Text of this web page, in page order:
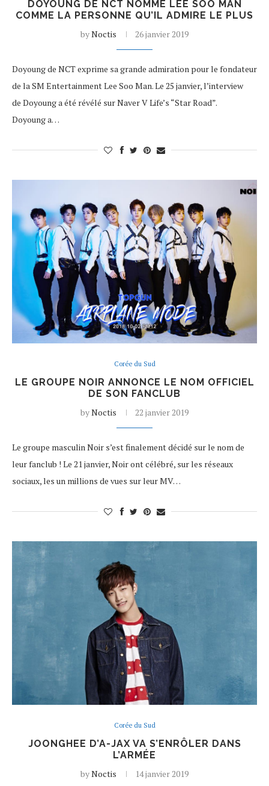
DOYOUNG DE NCT NOMME LEE SOO MAN
COMME LA PERSONNE QU’IL ADMIRE LE PLUS
byNoctis 26 janvier 2019
Doyoung de NCT exprime sa grande admiration pour le fondateur
de la SM Entertainment Lee Soo Man. Le 25 janvier, l’interview
de Doyoung a été révélé sur Naver V Life’s “Star Road”.
Doyoung a…
Corée du Sud
LE GROUPE NOIR ANNONCE LE NOM OFFICIEL
DE SON FANCLUB
byNoctis 22 janvier 2019
Le groupe masculin Noir s’est finalement décidé sur le nom de
leur fanclub ! Le 21 janvier, Noir ont célébré, sur les réseaux
sociaux, les un millions de vues sur leur MV…
Corée du Sud
JOONGHEE D’A-JAX VA S’ENRÔLER DANS
L’ARMÉE
byNoctis 14 janvier 2019